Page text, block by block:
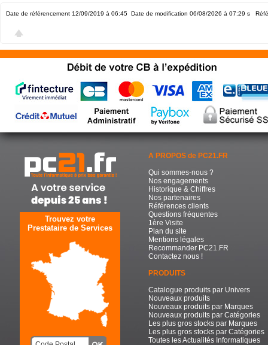
Date de référencement 12/09/2019 à 06:45 Date de modification 06/08/2026 à 07:29 s
Trouvez votre
Prestataire de Services
A PROPOS de PC21.FR
Qui sommes-nous ?
Nos engagements
Historique & Chiffres
Nos partenaires
Références clients
Questions fréquentes
1ère Visite
Plan du site
Mentions légales
Recommander PC21.FR
Contactez nous !
PRODUITS
Catalogue produits par Univers
Nouveaux produits
Nouveaux produits par Marques
Nouveaux produits par Catégories
Les plus gros stocks par Marques
Les plus gros stocks par Catégories
Toutes les Actualités Informatiques